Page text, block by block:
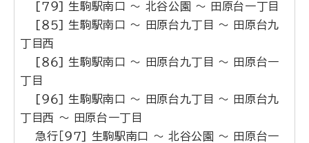
[７９] 生駒駅南口 ～ 北谷公園 ～ 田原台一丁目
[８５] 生駒駅南口 ～ 田原台九丁目 ～ 田原台九
丁目西
[８６] 生駒駅南口 ～ 田原台九丁目 ～ 田原台一
丁目
[９６] 生駒駅南口 ～ 田原台九丁目 ～ 田原台九
丁目西 ～ 田原台一丁目
急行［９７] 生駒駅南口 ～ 北谷公園 ～ 田原台一